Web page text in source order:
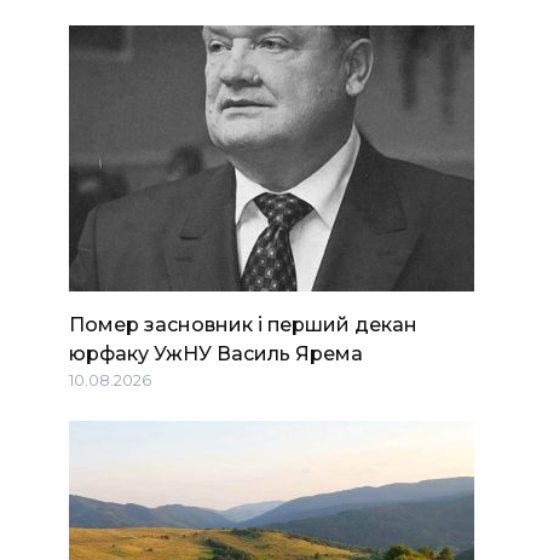
Помер засновник і перший декан
юрфаку УжНУ Василь Ярема
10.08.2026